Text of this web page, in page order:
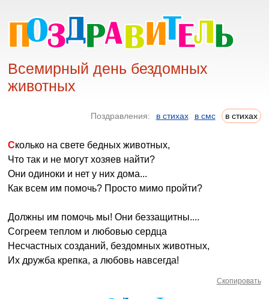
Всемирный день бездомных
животных
Поздравления: в стихах в смс в стихах
Сколько на свете бедных животных,
Что так и не могут хозяев найти?
Они одиноки и нет у них дома...
Как всем им помочь? Просто мимо пройти?
Должны им помочь мы! Они беззащитны....
Согреем теплом и любовью сердца
Несчастных созданий, бездомных животных,
Их дружба крепка, а любовь навсегда!
Скопировать